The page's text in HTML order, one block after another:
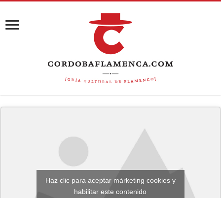
Haz clic para aceptar márketing cookies y
habilitar este contenido